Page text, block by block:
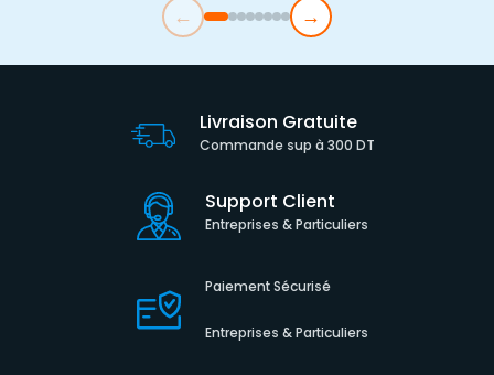
← →
Livraison Gratuite
Commande sup à 300 DT
Support Client
Entreprises & Particuliers
Paiement Sécurisé
Entreprises & Particuliers